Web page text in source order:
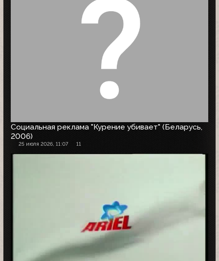
Социальная реклама "Курение убивает" (Беларусь,
2006)
25 июля 2026, 11:07 11